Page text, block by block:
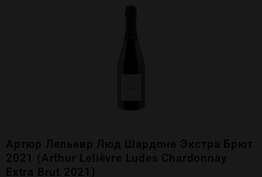
Артюр Лельевр Люд Шардоне Экстра Брют
2021 (Arthur Lelièvre Ludes Chardonnay
Extra Brut 2021)